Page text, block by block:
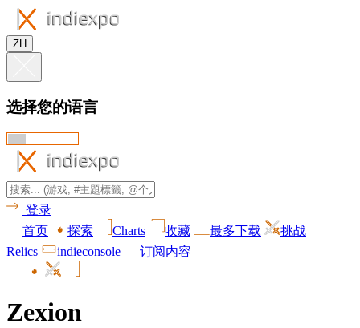
ZH
选择您的语言
登录
首页
探索 Charts 收藏 最多下载
挑战
Relics
indieconsole 订阅内容
Zexion